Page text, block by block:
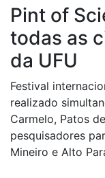
Pint of
todas as
da UFU
Festival
realizado
Carmelo, Patos
pesquisadores
Mineiro e Alto